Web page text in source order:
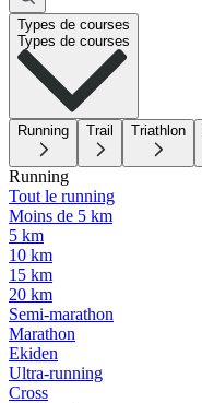
Types de courses
Types de courses
Running Trail Triathlon
Running
Tout le running
Moins de 5 km
5 km
10 km
15 km
20 km
Semi-marathon
Marathon
Ekiden
Ultra-running
Cross